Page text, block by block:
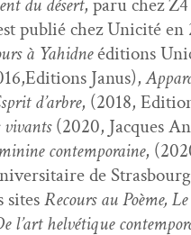
pub­lié chez Unic­ité en
à Yahidneédi­tions
Janus),
d’ar­bre, (2018,
vivants(2020, Jacques
con­tem­po­raine,
de
sitesRecours au Poème,
l’art helvé­tique